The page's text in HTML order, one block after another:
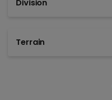
Division
Terrain